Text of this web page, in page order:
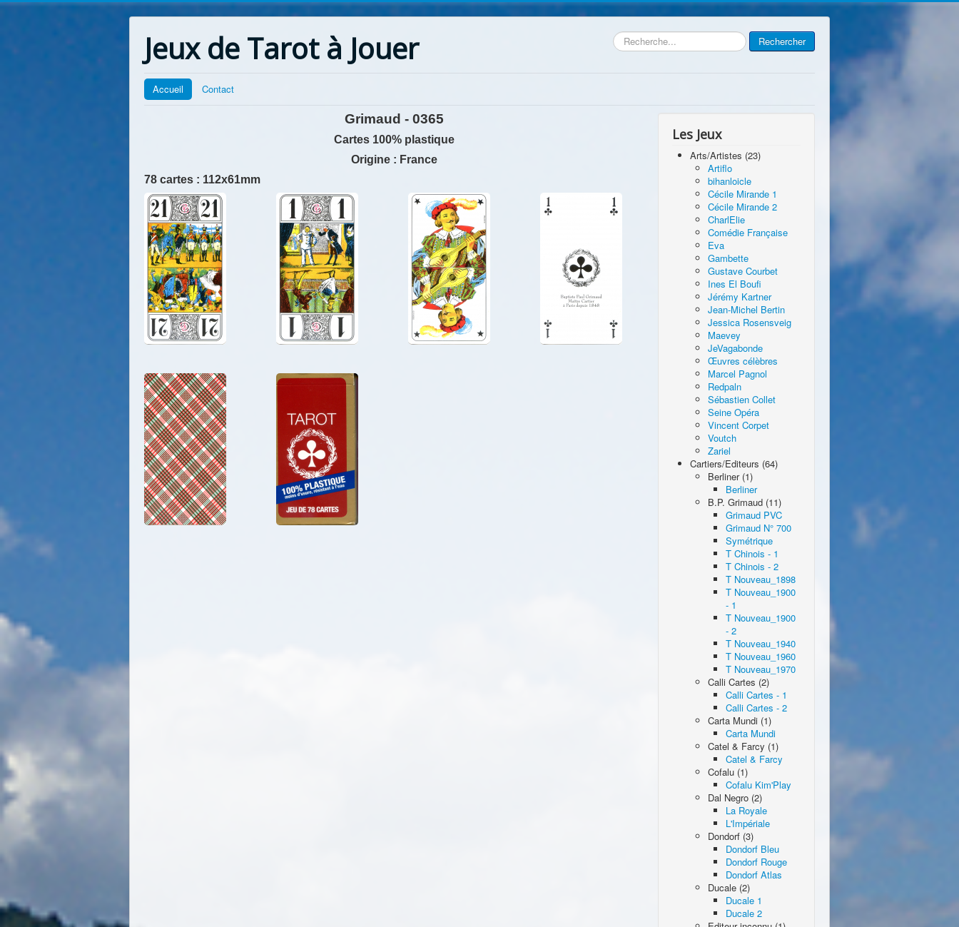
Jeux de Tarot à Jouer Rechercher Rechercher
Accueil Contact
Grimaud - 0365
Cartes 100% plastique
Origine : France
78 cartes : 112x61mm
Les Jeux
Arts/Artistes (23)
Artiflo
bihanloicle
Cécile Mirande 1
Cécile Mirande 2
CharlElie
Comédie Française
Eva
Gambette
Gustave Courbet
Ines El Boufi
Jérémy Kartner
Jean-Michel Bertin
Jessica Rosensveig
Maevey
JeVagabonde
Œuvres célèbres
Marcel Pagnol
Redpaln
Sébastien Collet
Seine Opéra
Vincent Corpet
Voutch
Zariel
Cartiers/Editeurs (64)
Berliner (1)
Berliner
B.P. Grimaud (11)
Grimaud PVC
Grimaud N° 700
Symétrique
T Chinois - 1
T Chinois - 2
T Nouveau_1898
T Nouveau_1900
- 1
T Nouveau_1900
- 2
T Nouveau_1940
T Nouveau_1960
T Nouveau_1970
Calli Cartes (2)
Calli Cartes - 1
Calli Cartes - 2
Carta Mundi (1)
Carta Mundi
Catel & Farcy (1)
Catel & Farcy
Cofalu (1)
Cofalu Kim'Play
Dal Negro (2)
La Royale
L'Impériale
Dondorf (3)
Dondorf Bleu
Dondorf Rouge
Dondorf Atlas
Ducale (2)
Ducale 1
Ducale 2